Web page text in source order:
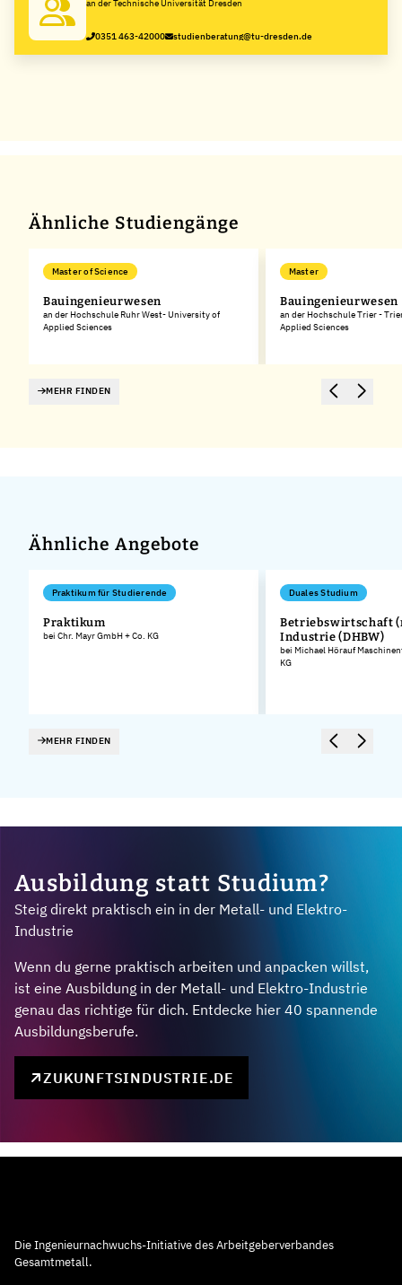
an der Technische Universität Dresden
0351 463-42000 studienberatung@tu-dresden.de
Ähnliche Studiengänge
Master of Science
Bauingenieurwesen
an der Hochschule Ruhr West- University of
Applied Sciences
Master
Bauingenieurwesen
an der Hochschule Trier -
Applied Sciences
MEHR FINDEN
Ähnliche Angebote
Praktikum für Studierende
Praktikum
bei Chr. Mayr GmbH + Co. KG
Duales Studium
Betriebswirtschaft
Industrie (DHBW)
bei Michael Hörauf
KG
MEHR FINDEN
Ausbildung statt Studium?
Steig direkt praktisch ein in der Metall- und Elektro-
Industrie
Wenn du gerne praktisch arbeiten und anpacken willst,
ist eine Ausbildung in der Metall- und Elektro-Industrie
genau das richtige für dich. Entdecke hier 40 spannende
Ausbildungsberufe.
ZUKUNFTSINDUSTRIE.DE
Die Ingenieurnachwuchs-Initiative des Arbeitgeberverbandes
Gesamtmetall.